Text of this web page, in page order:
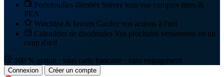
Portefeuilles illimités Suivez tous vos comptes titres &
PEA
Watchlist & favoris Gardez vos actions à l'œil
Calendrier de dividendes Vos prochains versements en un
coup d'œil
100 % gratuit · sans carte bancaire · sans engagement
Connexion Créer un compte